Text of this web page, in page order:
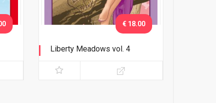
Liberty Meadows vol. 4
€ 18.00